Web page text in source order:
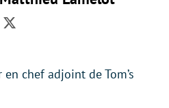
Twitter
chef adjoint de Tom’s